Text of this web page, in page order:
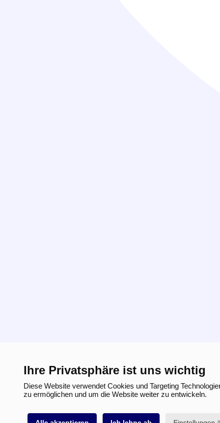
Ihre Privatsphäre ist uns wichtig
Diese Website verwendet Cookies und Targeting
zu ermöglichen und um die Website weiter zu entwickeln.